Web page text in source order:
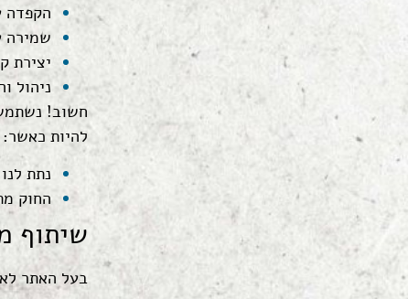
הקפדה
שמירה
יצירת
ניהול
חשוב!
להיות כאשר:
נתת
החוק
שיתוף
בעל האתר